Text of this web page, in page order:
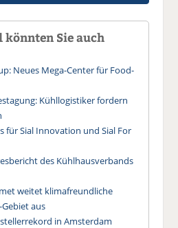
Sie auch
Neues Mega-Center für Food-
Kühllogistiker fordern
für Sial Innovation und Sial For
des Kühlhausverbands
weitet klimafreundliche
aus
in Amsterdam